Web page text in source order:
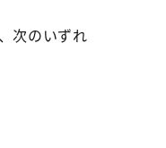
次のいずれ